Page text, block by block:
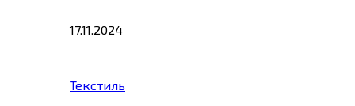
17.11.2024
Текстиль